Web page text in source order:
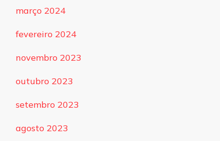
março 2024
fevereiro 2024
novembro 2023
outubro 2023
setembro 2023
agosto 2023